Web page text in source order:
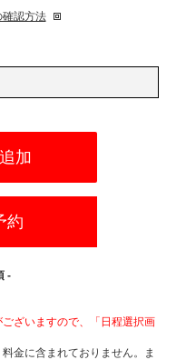
確認方法
加
約
-
ざいますので、「日程選択画
金に含まれておりません。ま